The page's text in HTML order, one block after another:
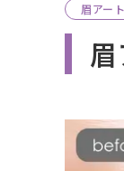
眉アー